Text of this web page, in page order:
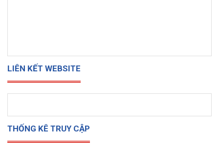
LIÊN KẾT WEBSITE
THỐNG KÊ TRUY CẬP